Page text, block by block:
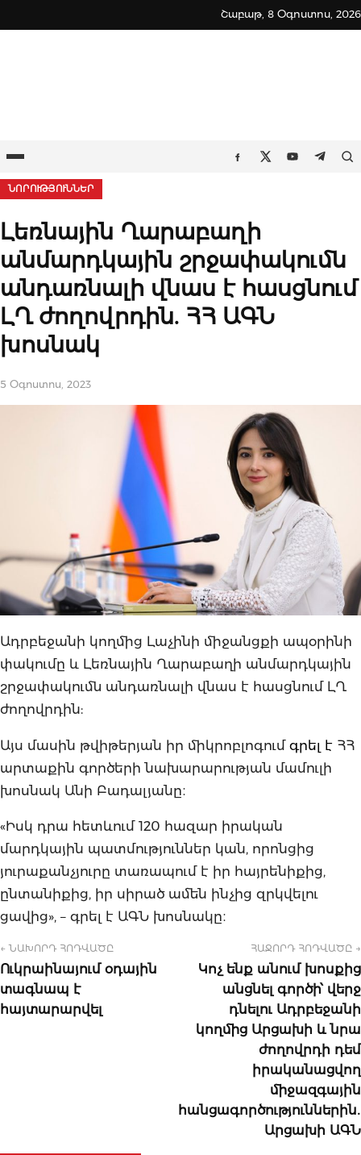
to
Շաբաթ, 8 Օգոստոս, 2026
Ընտրացանկ Facebook
TwitterYoutube
ՆՈՐՈՒԹՅՈՒՆՆԵՐ
Լեռնային Ղարաբաղի
անմարդկային շրջափակումն
անդառնալի վնաս է հասցնում
ԼՂ ժողովրդին. ՀՀ ԱԳՆ
խոսնակ
5 Օգոստոս, 2023
Ադրբեջանի կողմից Լաչինի միջանցքի ապօրինի
փակումը և Լեռնային Ղարաբաղի անմարդկային
շրջափակումն անդառնալի վնաս է հասցնում ԼՂ
ժողովրդին:
Այս մասին թվիթերյան իր միկրոբլոգում գրել է ՀՀ
արտաքին գործերի նախարարության մամուլի
խոսնակ Անի Բադալյանը։
«Իսկ դրա հետևում 120 հազար իրական
մարդկային պատմություններ կան, որոնցից
յուրաքանչյուրը տառապում է իր հայրենիքից,
ընտանիքից, իր սիրած ամեն ինչից զրկվելու
ցավից», – գրել է ԱԳՆ խոսնակը։
← ՆԱԽՈՐԴ ՀՈԴՎԱԾԸ
Ուկրաինայում օդային
տագնապ է
հայտարարվել
ՀԱՋՈՐԴ ՀՈԴՎԱԾԸ →
Կոչ ենք անում խոսքից
անցնել գործի՝ վերջ
դնելու Ադրբեջանի
կողմից Արցախի և նրա
ժողովրդի դեմ
իրականացվող
միջազգային
հանցագործություններին․
Արցախի ԱԳՆ